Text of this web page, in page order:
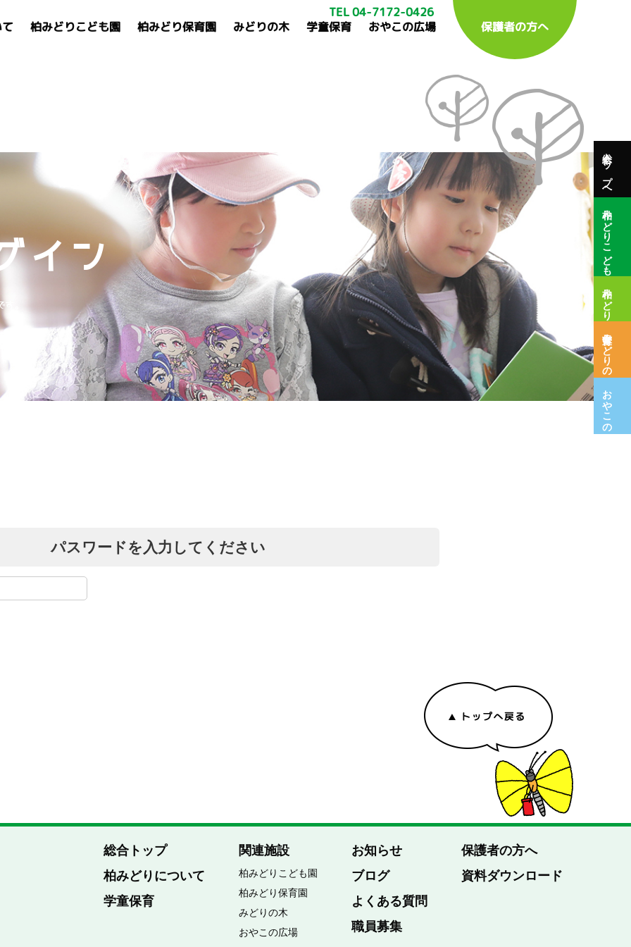
柏みどりこども園 柏みどり保育園 みどりの木 学童保育 おやこの広場 保護者の方へ
TEL 04-7172-0426
総合トップへ
柏みどりこども園
柏みどり保育園
保育室みどりの木
おやこの広場
イン
。
パスワードを入力してください
総合トップ
柏みどりについて
学童保育
関連施設
柏みどりこども園
柏みどり保育園
みどりの木
おやこの広場
お知らせ
ブログ
よくある質問
職員募集
保護者の方へ
資料ダウンロード